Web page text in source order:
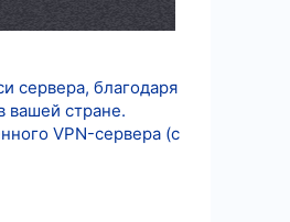
сервера, благодаря
вашей стране.
VPN-сервера (с